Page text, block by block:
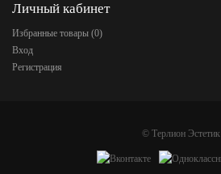
Личный кабинет
Избранные товары (0)
Вход
Регистрация
© Терлион Эстетик